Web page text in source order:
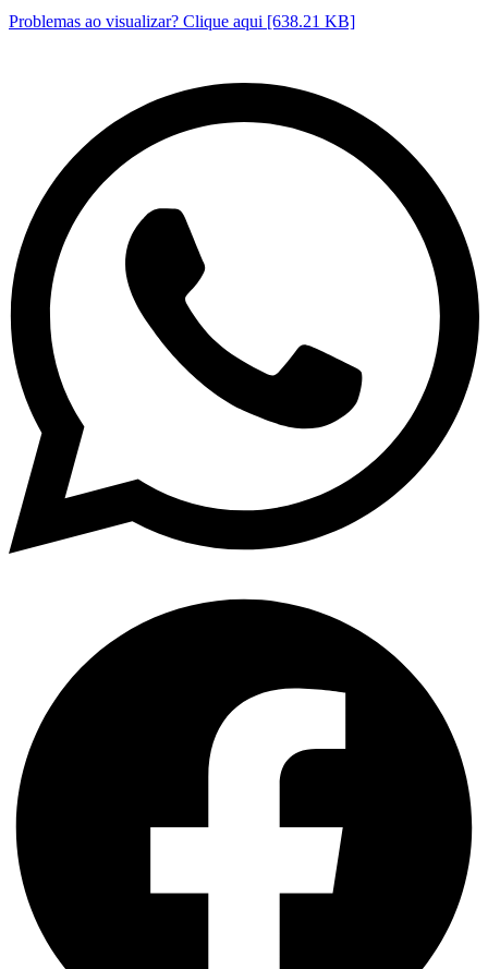
Problemas ao visualizar? Clique aqui [638.21 KB]